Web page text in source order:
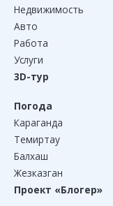
Недвижимость
Авто
Работа
Услуги
3D-тур
Погода
Караганда
Темиртау
Балхаш
Жезказган
Проект «Блогер»